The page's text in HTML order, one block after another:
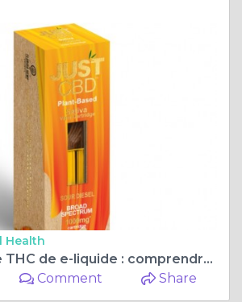
Health
Fabrication de THC de e-liquide : comprendre le processus et les risques encourus
Comment Share